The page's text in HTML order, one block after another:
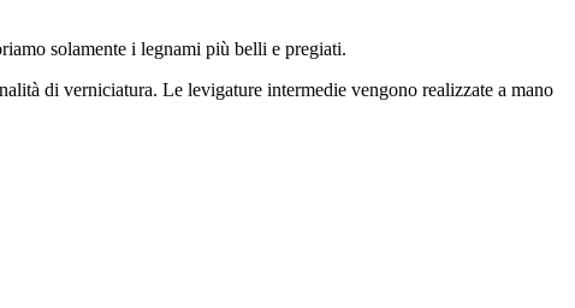
solamente i legnami più belli e pregiati.
di verniciatura. Le levigature intermedie vengono realizzate a mano